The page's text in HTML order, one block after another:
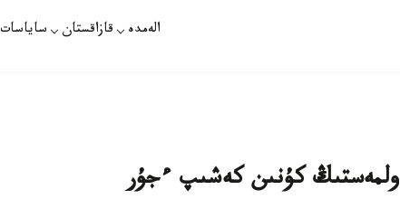
الەمدە قازاقستان ساياسات
ولمەستىڭ كۇنىن كەشىپ ءجۇر